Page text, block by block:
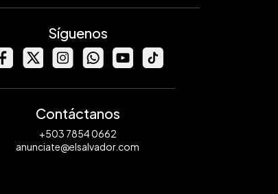
Síguenos
Contáctanos
+503 7854 0662
anunciate@elsalvador.com